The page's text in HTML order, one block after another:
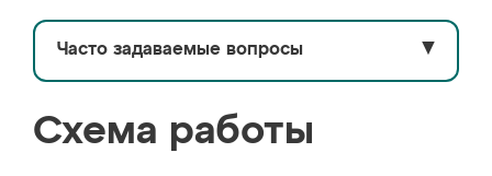
Часто задаваемые вопросы ▼
Схема работы